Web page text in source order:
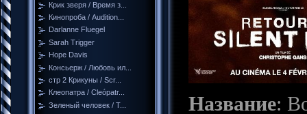
Крик зверя / Время з...
Кинопроба / Audition...
Darlanne Fluegel
Sarah Trigger
Hope Davis
Консьерж / Любовь ил...
стр 2 Крикуны / Scr...
Клеопатра / Cleópatr...
Зеленый человек / T...
Название: